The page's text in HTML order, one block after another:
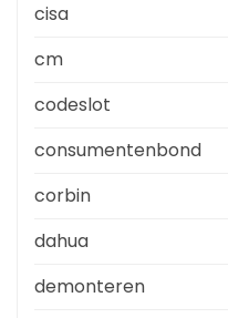
cisa
cm
codeslot
consumentenbond
corbin
dahua
demonteren